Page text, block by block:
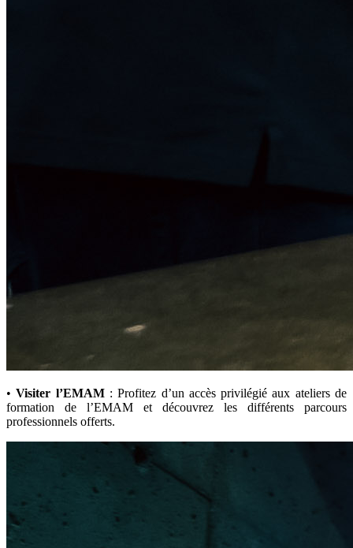
•Visiter l’EMAM: Profitez d’un accès privilégié aux ateliers de
formation de l’EMAM et découvrez les différents parcours
professionnels offerts.